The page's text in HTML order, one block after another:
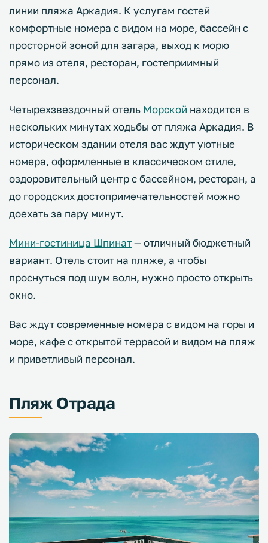
линии пляжа Аркадия. К услугам гостей
комфортные номера с видом на море, бассейн с
просторной зоной для загара, выход к морю
прямо из отеля, ресторан, гостеприимный
персонал.
Четырехзвездочный отель Морской находится в
нескольких минутах ходьбы от пляжа Аркадия. В
историческом здании отеля вас ждут уютные
номера, оформленные в классическом стиле,
оздоровительный центр с бассейном, ресторан, а
до городских достопримечательностей можно
доехать за пару минут.
Мини-гостиница Шпинат— отличный бюджетный
вариант. Отель стоит на пляже, а чтобы
проснуться под шум волн, нужно просто открыть
окно.
Вас ждут современные номера с видом на горы и
море, кафе с открытой террасой и видом на пляж
и приветливый персонал.
Пляж Отрада